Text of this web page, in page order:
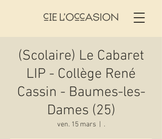
(Scolaire) Le Cabaret
LIP - Collège René
Cassin - Baumes-les-
Dames (25)
ven. 15 mars .